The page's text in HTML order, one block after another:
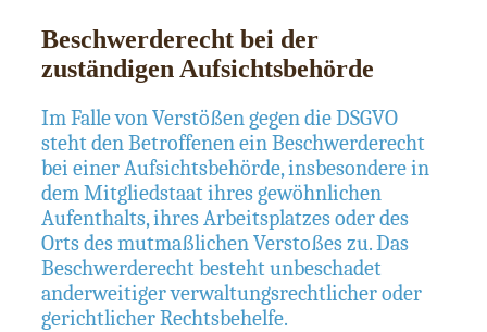
Beschwerde­recht bei der
zuständigen Aufsichts­behörde
Im Falle von Verstößen gegen die DSGVO
steht den Betroffenen ein Beschwerderecht
bei einer Aufsichtsbehörde, insbesondere in
dem Mitgliedstaat ihres gewöhnlichen
Aufenthalts, ihres Arbeitsplatzes oder des
Orts des mutmaßlichen Verstoßes zu. Das
Beschwerderecht besteht unbeschadet
anderweitiger verwaltungsrechtlicher oder
gerichtlicher Rechtsbehelfe.